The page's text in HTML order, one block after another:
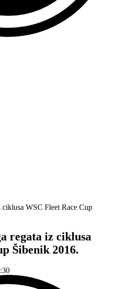
regata iz ciklusa
Šibenik 2016.